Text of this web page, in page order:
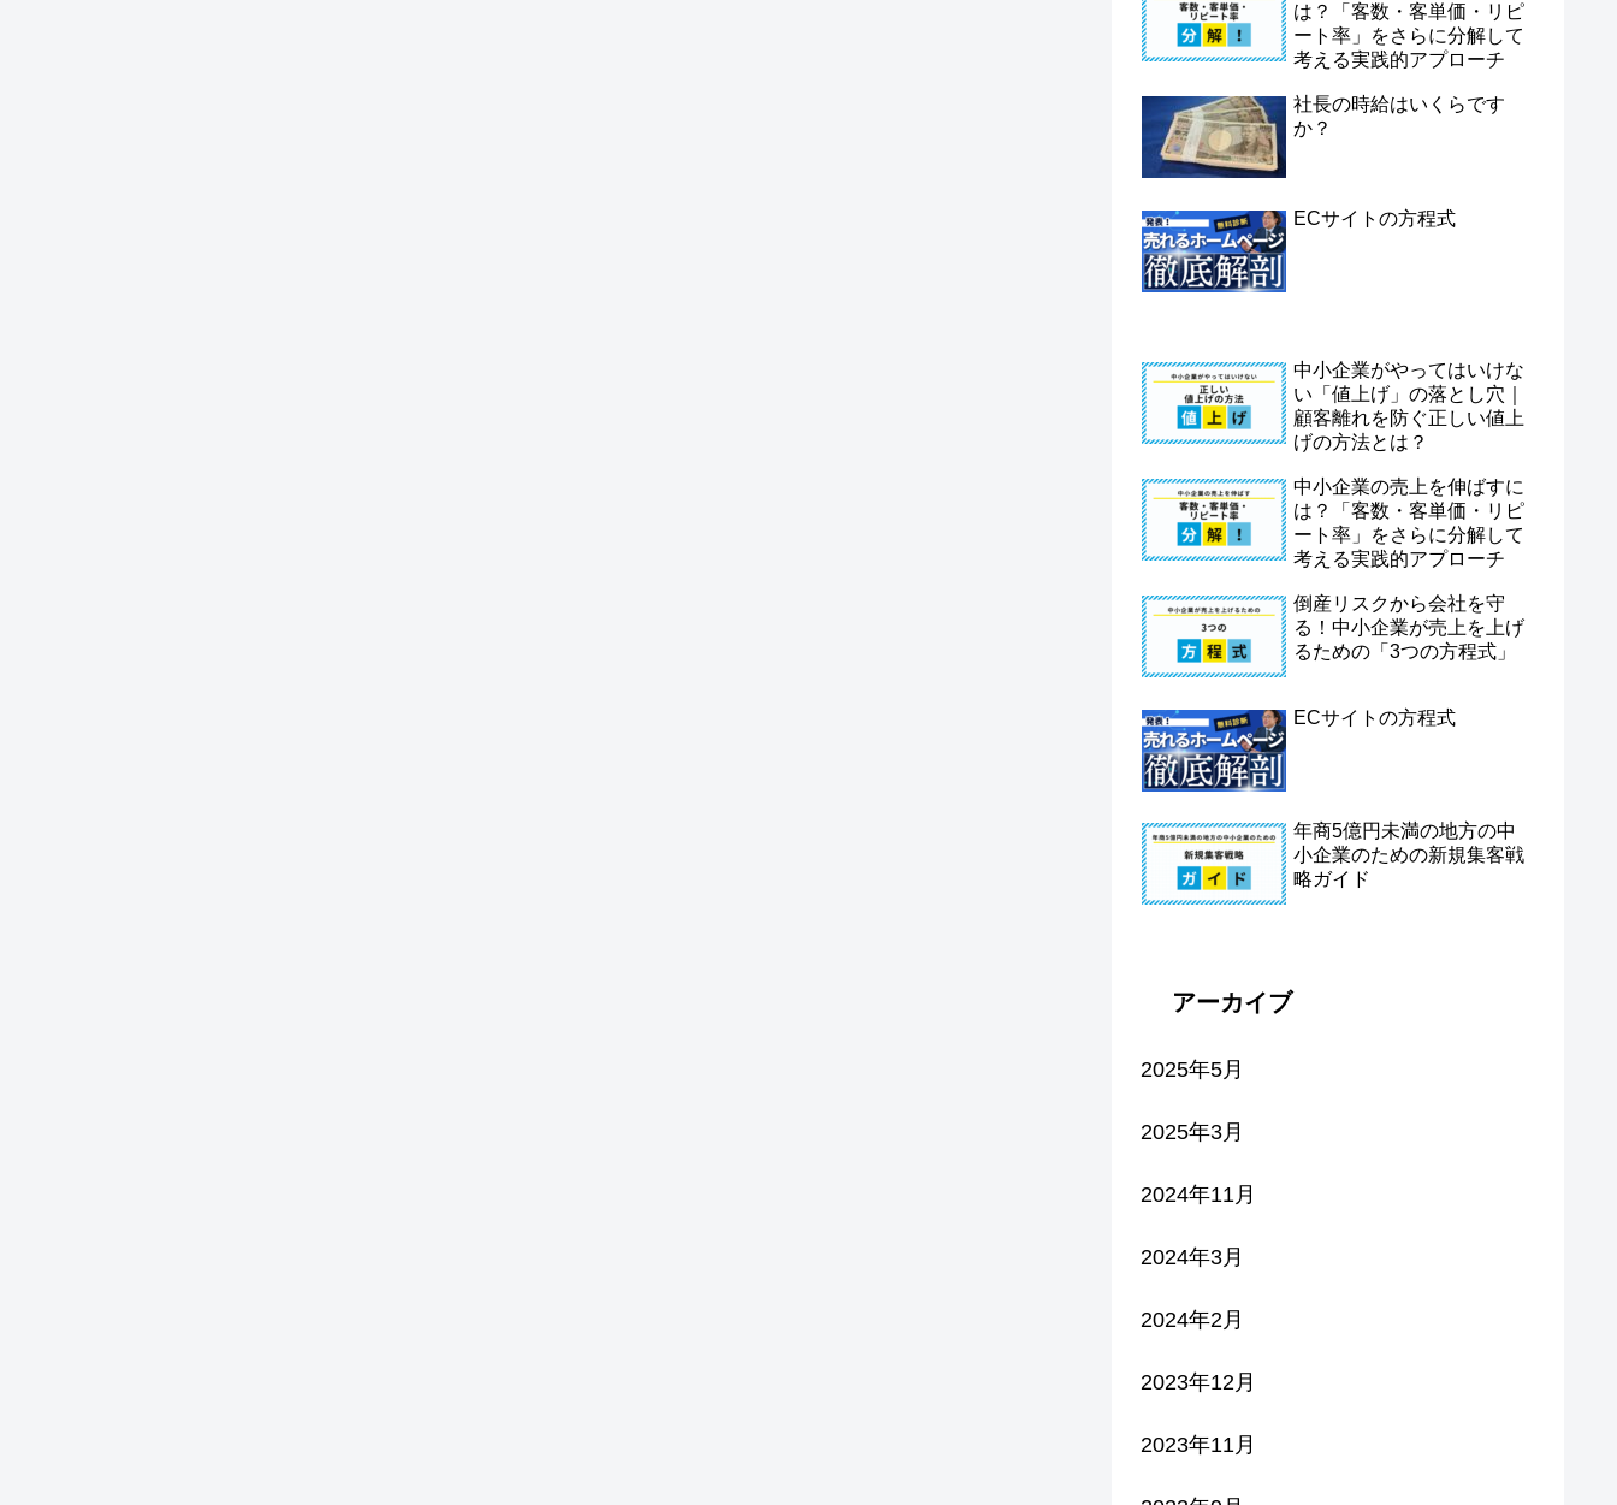
は？「客数・客単価・リピ
ート率」をさらに分解して
考える実践的アプローチ
社長の時給はいくらです
か？
ECサイトの方程式
中小企業がやってはいけな
い「値上げ」の落とし穴｜
顧客離れを防ぐ正しい値上
げの方法とは？
中小企業の売上を伸ばすに
は？「客数・客単価・リピ
ート率」をさらに分解して
考える実践的アプローチ
倒産リスクから会社を守
る！中小企業が売上を上げ
るための「3つの方程式」
ECサイトの方程式
年商5億円未満の地方の中
小企業のための新規集客戦
略ガイド
アーカイブ
2025年5月
2025年3月
2024年11月
2024年3月
2024年2月
2023年12月
2023年11月